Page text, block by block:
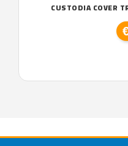
CUSTODIA COVER